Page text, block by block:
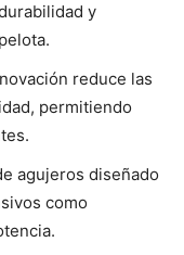
y
reduce las
permitiendo
agujeros diseñado
como